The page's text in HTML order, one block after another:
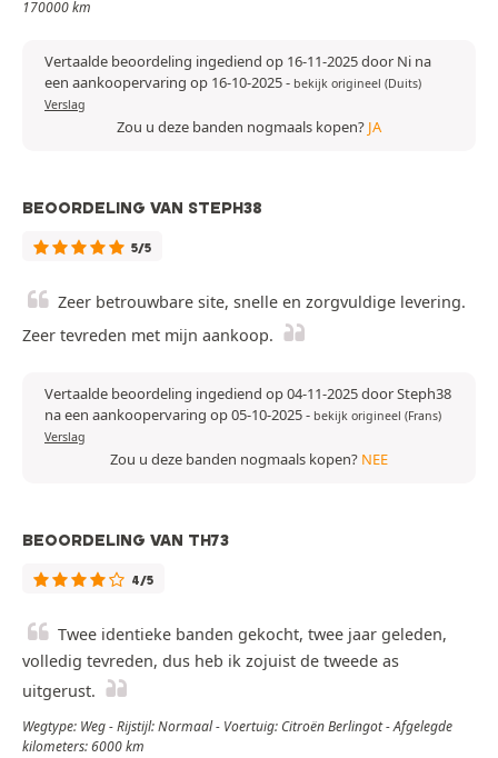
170000 km
Vertaalde beoordeling ingediend op 16-11-2025 door Ni na
een aankoopervaring op 16-10-2025- bekijk origineel (Duits)
Verslag
Zou u deze banden nogmaals kopen? JA
BEOORDELING VAN STEPH38
5/5
Zeer betrouwbare site, snelle en zorgvuldige levering.
Zeer tevreden met mijn aankoop.
Vertaalde beoordeling ingediend op 04-11-2025 door Steph38
na een aankoopervaring op 05-10-2025- bekijk origineel (Frans)
Verslag
Zou u deze banden nogmaals kopen? NEE
BEOORDELING VAN TH73
4/5
Twee identieke banden gekocht, twee jaar geleden,
volledig tevreden, dus heb ik zojuist de tweede as
uitgerust.
Wegtype: Weg - Rijstijl: Normaal - Voertuig: Citroën Berlingot - Afgelegde
kilometers: 6000 km